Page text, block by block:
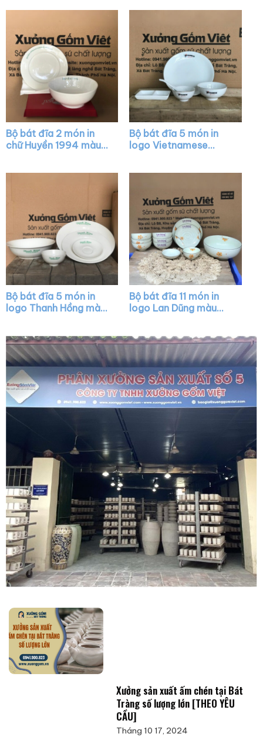
Bộ bát đĩa 2 món in
chữ Huyền 1994 màu
Bộ bát đĩa 5 món in
logo Vietnamese
Bộ bát đĩa 5 món in
logo Thanh Hồng màu
Bộ bát đĩa 11 món in
logo Lan Dũng màu
Xưởng sản xuất ấm chén tại Bát
Tràng số lượng lớn [THEO YÊU
CẦU]
Tháng 10 17, 2024